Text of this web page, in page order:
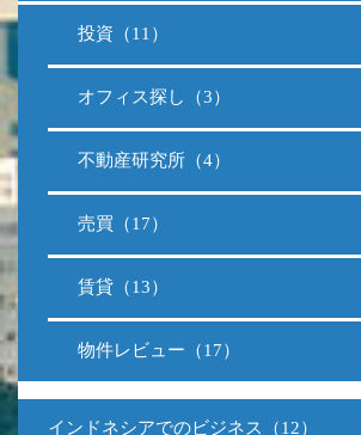
投資（11）
オフィス探し（3）
不動産研究所（4）
売買（17）
賃貸（13）
物件レビュー（17）
インドネシアでのビジネス（12）